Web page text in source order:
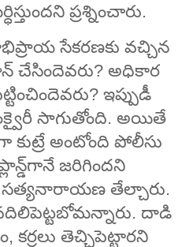
ప్రశ్నించారు.
సేకరణకు వచ్చిన
చేసిందెవరు? అధికార
ఇప్పుడీ
సాగుతోంది. అయితే
కుట్రే అంటోంది పోలీసు
జరిగిందని
తేల్చారు.
దాడి
కర్రలు తెచ్చిపెట్టారని